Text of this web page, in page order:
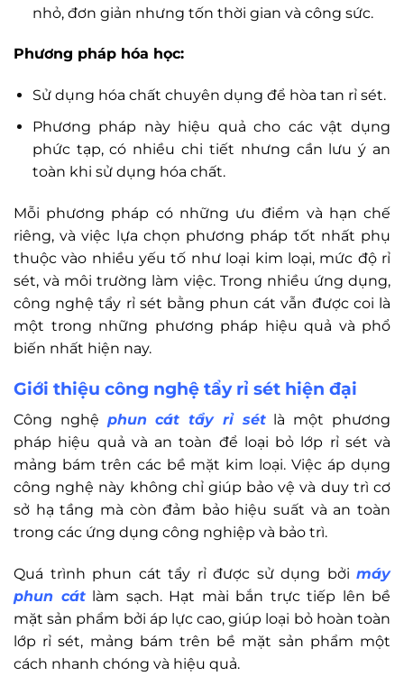
nhỏ, đơn giản nhưng tốn thời gian và công sức.
Phương pháp hóa học:
Sử dụng hóa chất chuyên dụng để hòa tan rỉ sét.
Phương pháp này hiệu quả cho các vật dụng
phức tạp, có nhiều chi tiết nhưng cần lưu ý an
toàn khi sử dụng hóa chất.
Mỗi phương pháp có những ưu điểm và hạn chế
riêng, và việc lựa chọn phương pháp tốt nhất phụ
thuộc vào nhiều yếu tố như loại kim loại, mức độ rỉ
sét, và môi trường làm việc. Trong nhiều ứng dụng,
công nghệ tẩy rỉ sét bằng phun cát vẫn được coi là
một trong những phương pháp hiệu quả và phổ
biến nhất hiện nay.
Giới thiệu công nghệ tẩy rỉ sét hiện đại
Công nghệ phun cát tẩy rỉ sétlà một phương
pháp hiệu quả và an toàn để loại bỏ lớp rỉ sét và
mảng bám trên các bề mặt kim loại. Việc áp dụng
công nghệ này không chỉ giúp bảo vệ và duy trì cơ
sở hạ tầng mà còn đảm bảo hiệu suất và an toàn
trong các ứng dụng công nghiệp và bảo trì.
Quá trình phun cát tẩy rỉ được sử dụng bởi máy
phun cátlàm sạch. Hạt mài bắn trực tiếp lên bề
mặt sản phẩm bởi áp lực cao, giúp loại bỏ hoàn toàn
lớp rỉ sét, mảng bám trên bề mặt sản phẩm một
cách nhanh chóng và hiệu quả.